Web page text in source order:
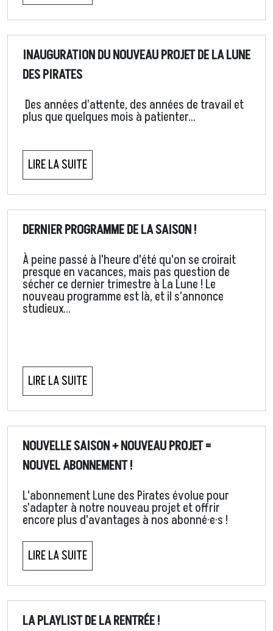
INAUGURATION DU NOUVEAU PROJET DE LA LUNE
DES PIRATES
Des années d’attente, des années de travail et
plus que quelques mois à patienter…
LIRE LA SUITE
DERNIER PROGRAMME DE LA SAISON !
À peine passé à l'heure d'été qu'on se croirait
presque en vacances, mais pas question de
sécher ce dernier trimestre à La Lune ! Le
nouveau programme est là, et il s’annonce
studieux…
LIRE LA SUITE
NOUVELLE SAISON + NOUVEAU PROJET =
NOUVEL ABONNEMENT !
L'abonnement Lune des Pirates évolue pour
s'adapter à notre nouveau projet et offrir
encore plus d'avantages à nos abonné·e·s !
LIRE LA SUITE
LA PLAYLIST DE LA RENTRÉE !